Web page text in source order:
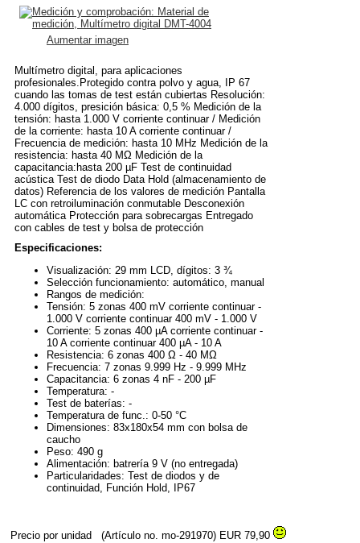
Aumentar imagen
Multímetro digital, para aplicaciones
profesionales.Protegido contra polvo y agua, IP 67
cuando las tomas de test están cubiertas Resolución:
4.000 dígitos, presición básica: 0,5 % Medición de la
tensión: hasta 1.000 V corriente continuar / Medición
de la corriente: hasta 10 A corriente continuar /
Frecuencia de medición: hasta 10 MHz Medición de la
resistencia: hasta 40 MΩ Medición de la
capacitancia:hasta 200 µF Test de continuidad
acústica Test de diodo Data Hold (almacenamiento de
datos) Referencia de los valores de medición Pantalla
LC con retroiluminación conmutable Desconexión
automática Protección para sobrecargas Entregado
con cables de test y bolsa de protección
Especificaciones:
Visualización: 29 mm LCD, dígitos: 3 ¾
Selección funcionamiento: automático, manual
Rangos de medición:
Tensión: 5 zonas 400 mV corriente continuar -
1.000 V corriente continuar 400 mV - 1.000 V
Corriente: 5 zonas 400 µA corriente continuar -
10 A corriente continuar 400 µA - 10 A
Resistencia: 6 zonas 400 Ω - 40 MΩ
Frecuencia: 7 zonas 9.999 Hz - 9.999 MHz
Capacitancia: 6 zonas 4 nF - 200 µF
Temperatura: -
Test de baterías: -
Temperatura de func.: 0-50 °C
Dimensiones: 83x180x54 mm con bolsa de
caucho
Peso: 490 g
Alimentación: batrería 9 V (no entregada)
Particularidades: Test de diodos y de
continuidad, Función Hold, IP67
Precio por unidad (Artículo no. mo-291970) EUR 79,90